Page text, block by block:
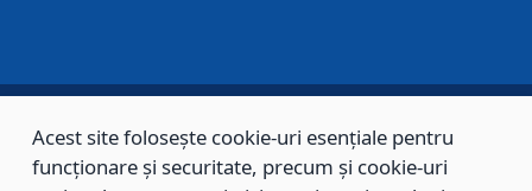
Copyright © 2002 - 2026 - PRIMĂRIA MUNICIPIULUI BRAȘOV, toate drepturile
Acest site folosește cookie-uri esențiale pentru
funcționare și securitate, precum și cookie-uri